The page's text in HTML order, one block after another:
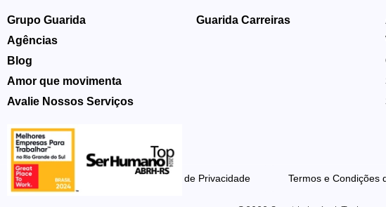
Grupo Guarida
Agências
Blog
Amor que movimenta
Avalie Nossos Serviços
Guarida Carreiras
Política de Privacidade Termos e Condições